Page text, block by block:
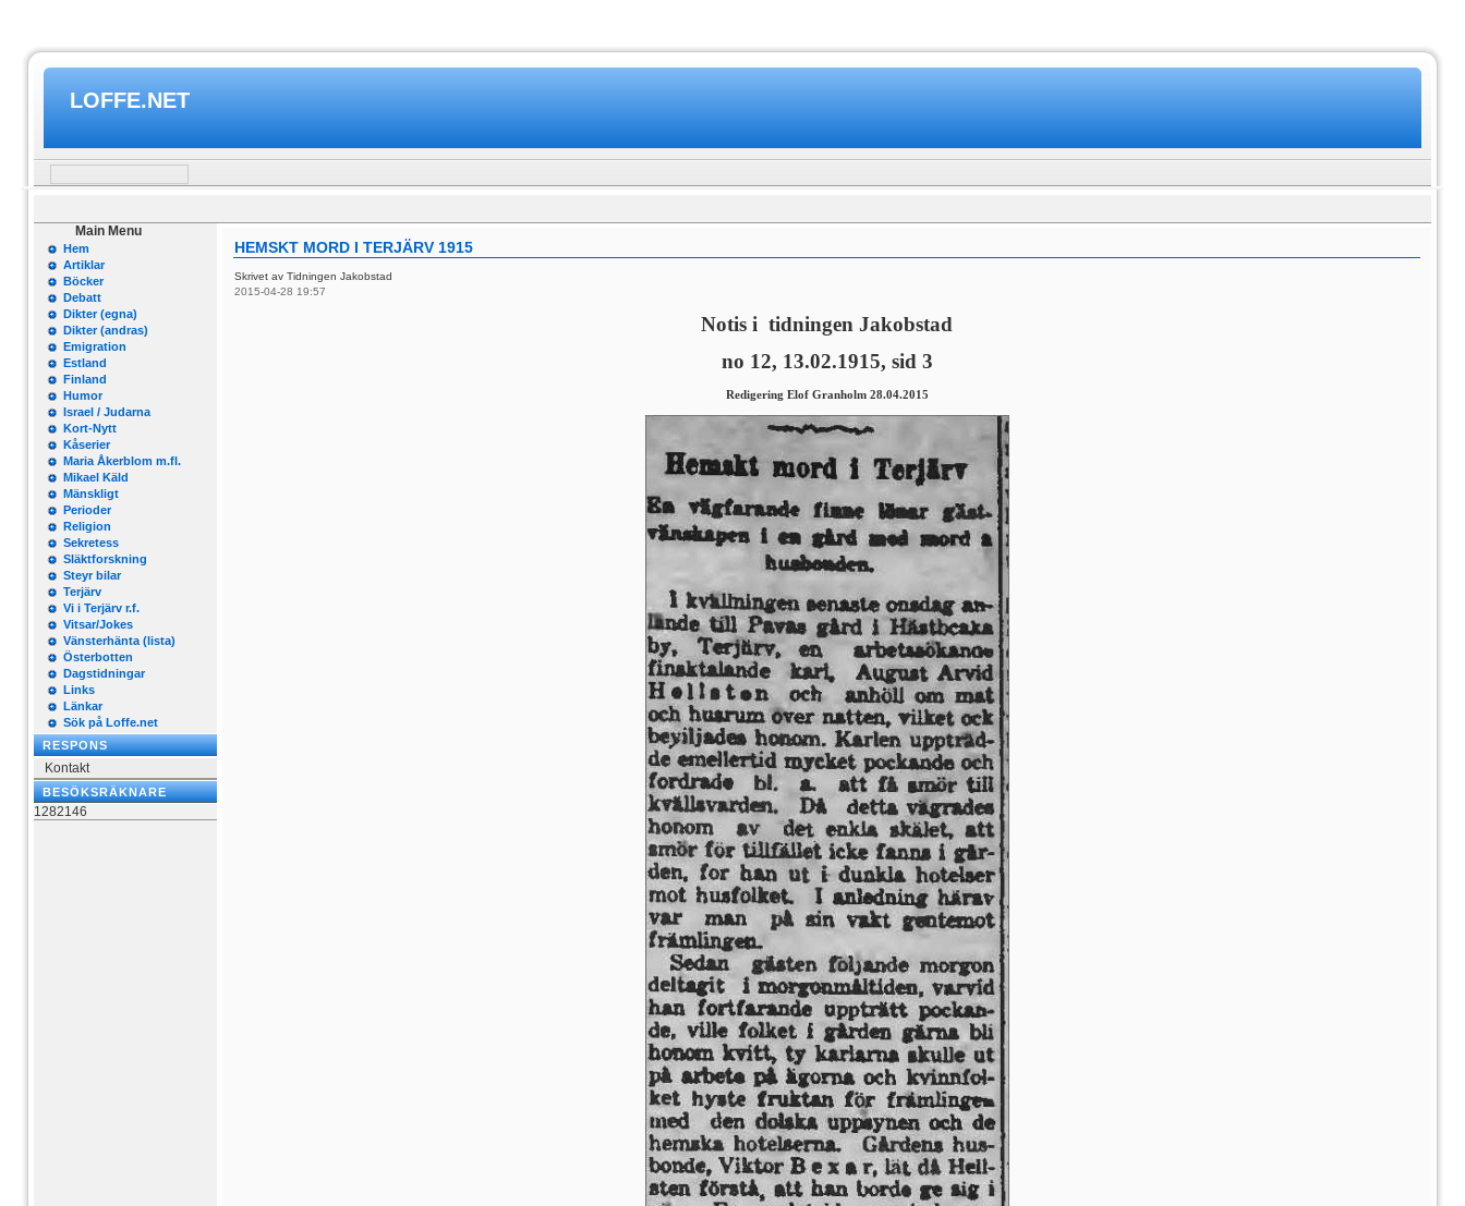
LOFFE.NET
Main Menu
Hem
Artiklar
Böcker
Debatt
Dikter (egna)
Dikter (andras)
Emigration
Estland
Finland
Humor
Israel / Judarna
Kort-Nytt
Kåserier
Maria Åkerblom m.fl.
Mikael Käld
Mänskligt
Perioder
Religion
Sekretess
Släktforskning
Steyr bilar
Terjärv
Vi i Terjärv r.f.
Vitsar/Jokes
Vänsterhänta (lista)
Österbotten
Dagstidningar
Links
Länkar
Sök på Loffe.net
RESPONS
Kontakt
BESÖKSRÄKNARE
1282146
HEMSKT MORD I TERJÄRV 1915
Skrivet av Tidningen Jakobstad
2015-04-28 19:57
Notis i tidningen Jakobstad
no 12, 13.02.1915, sid 3
Redigering Elof Granholm 28.04.2015